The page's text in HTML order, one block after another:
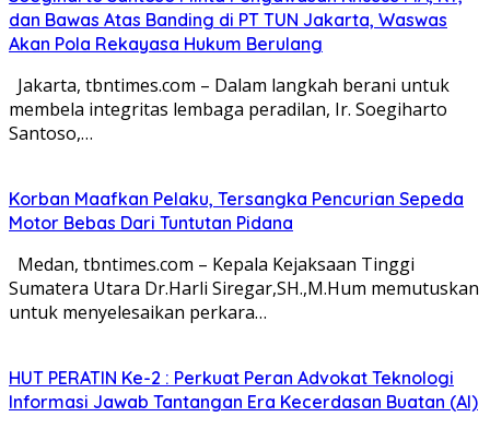
dan Bawas Atas Banding di PT TUN Jakarta, Waswas
Akan Pola Rekayasa Hukum Berulang
Jakarta, tbntimes.com – Dalam langkah berani untuk
membela integritas lembaga peradilan, Ir. Soegiharto
Santoso,…
Korban Maafkan Pelaku, Tersangka Pencurian Sepeda
Motor Bebas Dari Tuntutan Pidana
Medan, tbntimes.com – Kepala Kejaksaan Tinggi
Sumatera Utara Dr.Harli Siregar,SH.,M.Hum memutuskan
untuk menyelesaikan perkara…
HUT PERATIN Ke-2 : Perkuat Peran Advokat Teknologi
Informasi Jawab Tantangan Era Kecerdasan Buatan (AI)